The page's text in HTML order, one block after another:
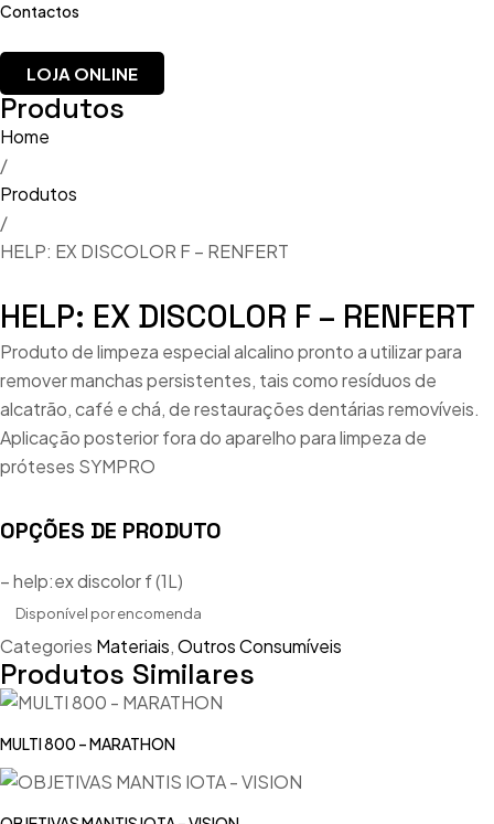
Contactos
LOJA ONLINE
Produtos
Home
/
Produtos
/
HELP: EX DISCOLOR F – RENFERT
HELP: EX DISCOLOR F – RENFERT
Produto de limpeza especial alcalino pronto a utilizar para
remover manchas persistentes, tais como resíduos de
alcatrão, café e chá, de restaurações dentárias removíveis.
Aplicação posterior fora do aparelho para limpeza de
próteses SYMPRO
OPÇÕES DE PRODUTO
– help:ex discolor f (1L)
Disponível por encomenda
Categories Materiais,Outros Consumíveis
Produtos Similares
MULTI 800 – MARATHON